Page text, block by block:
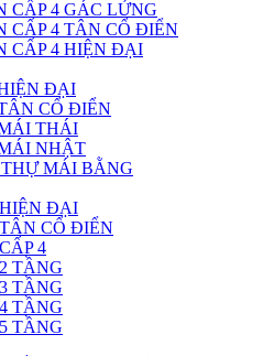
CẤP 4 GÁC LỬNG
CẤP 4 TÂN CỔ ĐIỂN
CẤP 4 HIỆN ĐẠI
ĐẠI
CỔ ĐIỂN
THÁI
NHẬT
MÁI BẰNG
ĐẠI
CỔ ĐIỂN
4
TẦNG
TẦNG
TẦNG
TẦNG